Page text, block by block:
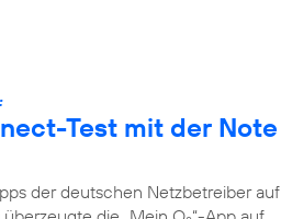
Test mit der Note
der deutschen Netzbetreiber auf